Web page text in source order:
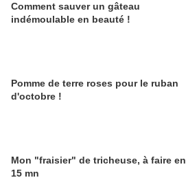
Comment sauver un gâteau
indémoulable en beauté !
Pomme de terre roses pour le ruban
d'octobre !
Mon "fraisier" de tricheuse, à faire en
15 mn